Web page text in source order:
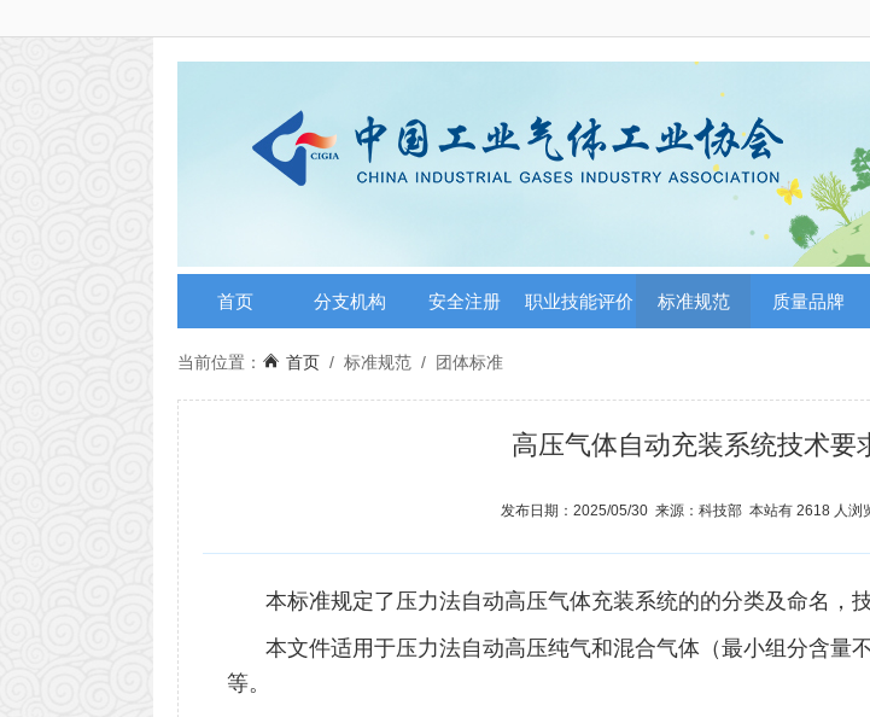
首页 分支机构 安全注册 职业技能评价 标准规范 质量品牌
当前位置： 首页 / 标准规范 / 团体标准
高压气体自动充装系统技术要
发布日期：2025/05/30 来源：科技部 本站有 2618 人浏
本标准规定了压力法自动高压气体充装系统的的分类及命名，
本文件适用于压力法自动高压纯气和混合气体（最小组分含量
等。